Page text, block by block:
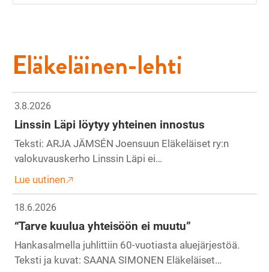
Eläkeläinen-lehti
3.8.2026
Linssin Läpi löytyy yhteinen innostus
Teksti: ARJA JÄMSÉN Joensuun Eläkeläiset ry:n
valokuvauskerho Linssin Läpi ei…
Lue uutinen
18.6.2026
“Tarve kuulua yhteisöön ei muutu”
Hankasalmella juhlittiin 60-vuotiasta aluejärjestöä.
Teksti ja kuvat: SAANA SIMONEN Eläkeläiset…